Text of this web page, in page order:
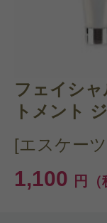
購入品：
クレ－タ
ゲ－ゼの
気に入っ
YONKA
フェイシ
トメント
[エスケー
1,100 円（